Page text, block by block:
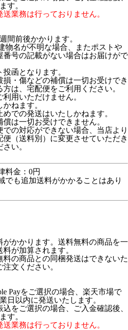
す。
業務は行っておりません。
間前後かかります。
物名が不明な場合、またポストや
号の記載がない場合はお届けがで
函となります。
損・傷などの補償は一切お受けでき
は、宅配便をご利用ください。
用いただけません。
ねます。
での発送はいたしかねます。
は一切お受けできません。
での対応ができない場合、当店より
（送料別）に変更させていただき
い。
金：0円
でも追加送料がかかることはあり
がかかります。送料無料の商品を一
が加算されます。
料の商品との同梱発送はできないた
文ください。
Payをご選択の場合、楽天市場で
日以内に発送いたします。
込をご選択の場合、ご入金確認後、
す。
業務は行っておりません。